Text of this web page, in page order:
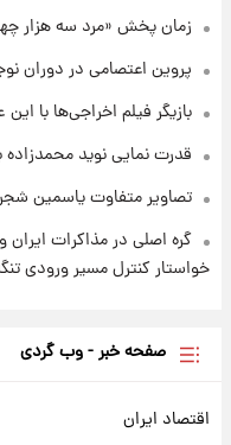
علی
زمان پخش «مرد سه هزار
پروین اعتصامی در دوران
بازیگر فیلم اخراجی‌ها با
قدرت نمایی نوید
تصاویر متفاوت یاسمین
گره اصلی در مذاکرات ایران
خواستار کنترل مسیر ورودی
صفحه خبر - وب گردی
اقتصاد ایران